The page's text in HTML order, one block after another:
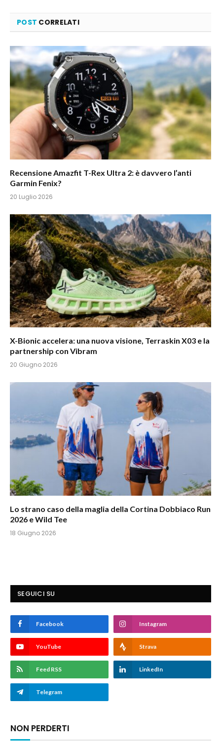
POST CORRELATI
Recensione Amazfit T-Rex Ultra 2: è davvero l’anti
Garmin Fenix?
20 Luglio 2026
X-Bionic accelera: una nuova visione, Terraskin X03 e la
partnership con Vibram
20 Giugno 2026
Lo strano caso della maglia della Cortina Dobbiaco Run
2026 e Wild Tee
18 Giugno 2026
SEGUICI SU
Facebook Instagram
YouTube Strava
Feed RSS LinkedIn
Telegram
NON PERDERTI